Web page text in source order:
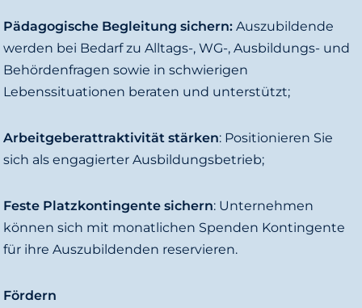
Pädagogische Begleitung sichern: Auszubildende
werden bei Bedarf zu Alltags-, WG-, Ausbildungs- und
Behördenfragen sowie in schwierigen
Lebenssituationen beraten und unterstützt;
Arbeitgeberattraktivität stärken: Positionieren Sie
sich als engagierter Ausbildungsbetrieb;
Feste Platzkontingente sichern: Unternehmen
können sich mit monatlichen Spenden Kontingente
für ihre Auszubildenden reservieren.
Fördern